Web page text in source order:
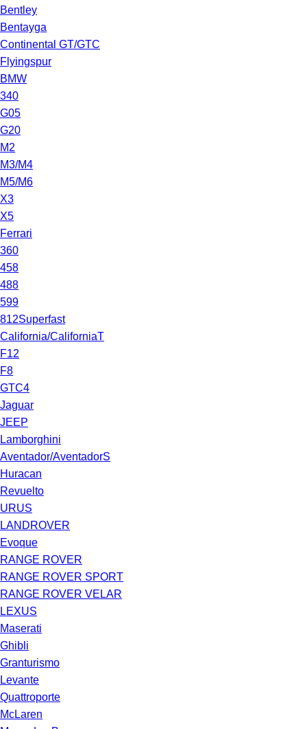
Bentley
Bentayga
Continental GT/GTC
Flyingspur
BMW
340
G05
G20
M2
M3/M4
M5/M6
X3
X5
Ferrari
360
458
488
599
812Superfast
California/CaliforniaT
F12
F8
GTC4
Jaguar
JEEP
Lamborghini
Aventador/AventadorS
Huracan
Revuelto
URUS
LANDROVER
Evoque
RANGE ROVER
RANGE ROVER SPORT
RANGE ROVER VELAR
LEXUS
Maserati
Ghibli
Granturismo
Levante
Quattroporte
McLaren